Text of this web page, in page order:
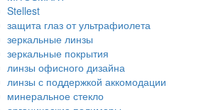
Stellest
защита глаз от ультрафиолета
зеркальные линзы
зеркальные покрытия
линзы офисного дизайна
линзы с поддержкой аккомодации
минеральное стекло